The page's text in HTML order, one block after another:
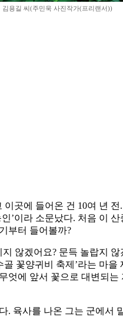
용길 씨(주민욱 사진작가(프리랜서))
곳에 들어온 건 10여 년
’이라 소문났다. 처음 이
부터 들어볼까?
않겠어요? 문득 놀랍지
꽃양귀비 축제’라는 마
에 앞서 꽃으로 대변되
육사를 나온 그는 군에서